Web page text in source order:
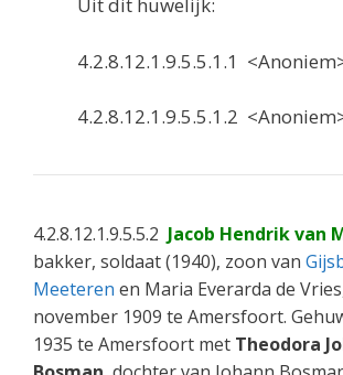
Uit dit huwelijk:
4.2.8.12.1.9.5.5.1.1
4.2.8.12.1.9.5.5.1.2
4.2.8.12.1.9.5.5.2 Jacob Hendrik van
bakker, soldaat (1940), zoon van
Meeteren en Maria Everarda de
november 1909 te Amersfoort.
1935 te Amersfoort met Theodora